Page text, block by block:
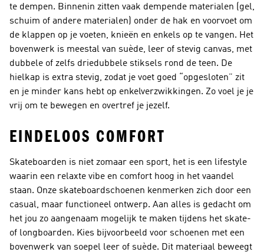
te dempen. Binnenin zitten vaak dempende materialen (gel,
schuim of andere materialen) onder de hak en voorvoet om
de klappen op je voeten, knieën en enkels op te vangen. Het
bovenwerk is meestal van suède, leer of stevig canvas, met
dubbele of zelfs driedubbele stiksels rond de teen. De
hielkap is extra stevig, zodat je voet goed “opgesloten” zit
en je minder kans hebt op enkelverzwikkingen. Zo voel je je
vrij om te bewegen en overtref je jezelf.
EINDELOOS COMFORT
Skateboarden is niet zomaar een sport, het is een lifestyle
waarin een relaxte vibe en comfort hoog in het vaandel
staan. Onze skateboardschoenen kenmerken zich door een
casual, maar functioneel ontwerp. Aan alles is gedacht om
het jou zo aangenaam mogelijk te maken tijdens het skate-
of longboarden. Kies bijvoorbeeld voor schoenen met een
bovenwerk van soepel leer of suède. Dit materiaal beweegt